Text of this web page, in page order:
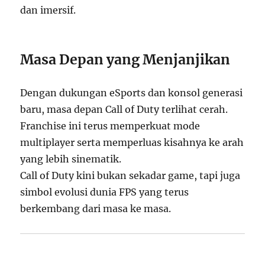
dan imersif.
Masa Depan yang Menjanjikan
Dengan dukungan eSports dan konsol generasi
baru, masa depan Call of Duty terlihat cerah.
Franchise ini terus memperkuat mode
multiplayer serta memperluas kisahnya ke arah
yang lebih sinematik.
Call of Duty kini bukan sekadar game, tapi juga
simbol evolusi dunia FPS yang terus
berkembang dari masa ke masa.